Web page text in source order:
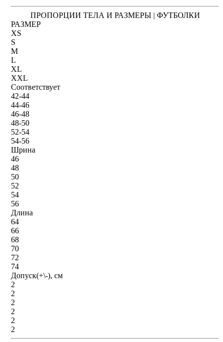
ПРОПОРЦИИ ТЕЛА И РАЗМЕРЫ | ФУТБОЛКИ
РАЗМЕР
XS
S
M
L
XL
XXL
Соответствует
42-44
44-46
46-48
48-50
52-54
54-56
Шрина
46
48
50
52
54
56
Длина
64
66
68
70
72
74
Допуск(+\-), см
2
2
2
2
2
2